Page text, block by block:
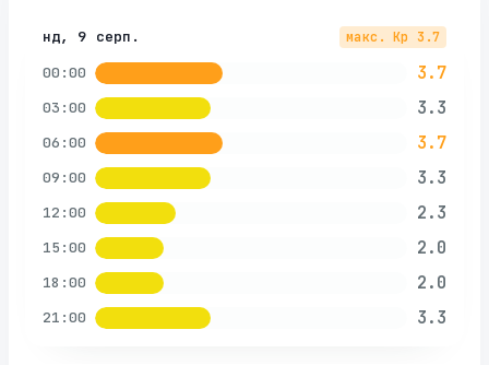
нд, 9 серп. макс. Kp 3.7
00:00 3.7
03:00 3.3
06:00 3.7
09:00 3.3
12:00 2.3
15:00 2.0
18:00 2.0
21:00 3.3